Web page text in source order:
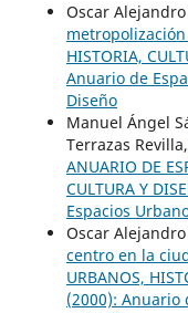
Oscar
metropolización
HISTORIA,
Anuario de
Diseño
Manuel Ángel
Terrazas Revilla,
ANUARIO DE
CULTURA Y
Espacios
Oscar
centro en la
URBANOS,
(2000): Anuario